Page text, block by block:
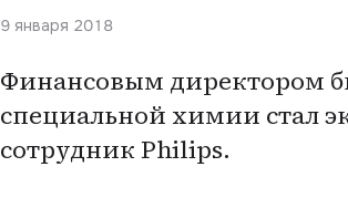
9 января 2018
Финансовым директором
специальной химии стал
сотрудник Philips.